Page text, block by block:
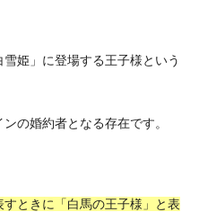
姫」に登場する王子様という
の婚約者となる存在です。
ときに「白馬の王子様」と表